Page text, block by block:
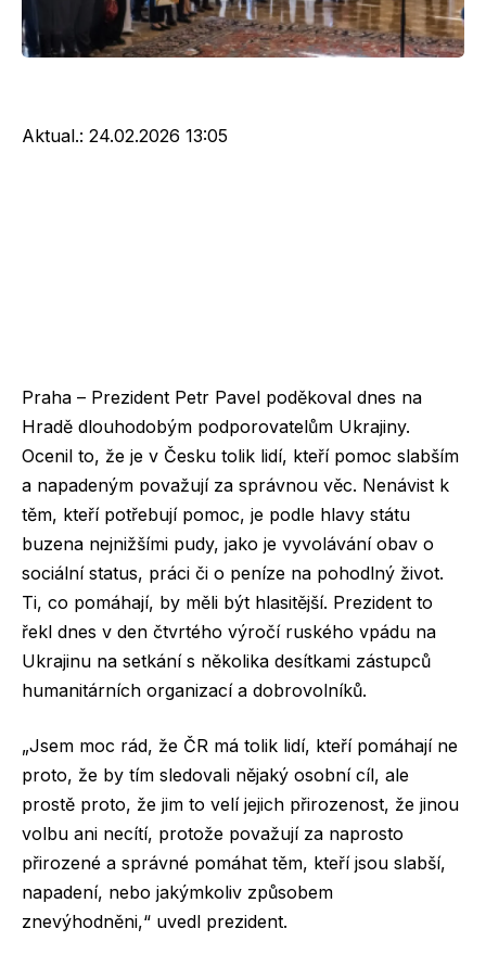
Aktual.: 24.02.2026 13:05
Praha – Prezident Petr Pavel poděkoval dnes na
Hradě dlouhodobým podporovatelům Ukrajiny.
Ocenil to, že je v Česku tolik lidí, kteří pomoc slabším
a napadeným považují za správnou věc. Nenávist k
těm, kteří potřebují pomoc, je podle hlavy státu
buzena nejnižšími pudy, jako je vyvolávání obav o
sociální status, práci či o peníze na pohodlný život.
Ti, co pomáhají, by měli být hlasitější. Prezident to
řekl dnes v den čtvrtého výročí ruského vpádu na
Ukrajinu na setkání s několika desítkami zástupců
humanitárních organizací a dobrovolníků.
„Jsem moc rád, že ČR má tolik lidí, kteří pomáhají ne
proto, že by tím sledovali nějaký osobní cíl, ale
prostě proto, že jim to velí jejich přirozenost, že jinou
volbu ani necítí, protože považují za naprosto
přirozené a správné pomáhat těm, kteří jsou slabší,
napadení, nebo jakýmkoliv způsobem
znevýhodněni,“ uvedl prezident.